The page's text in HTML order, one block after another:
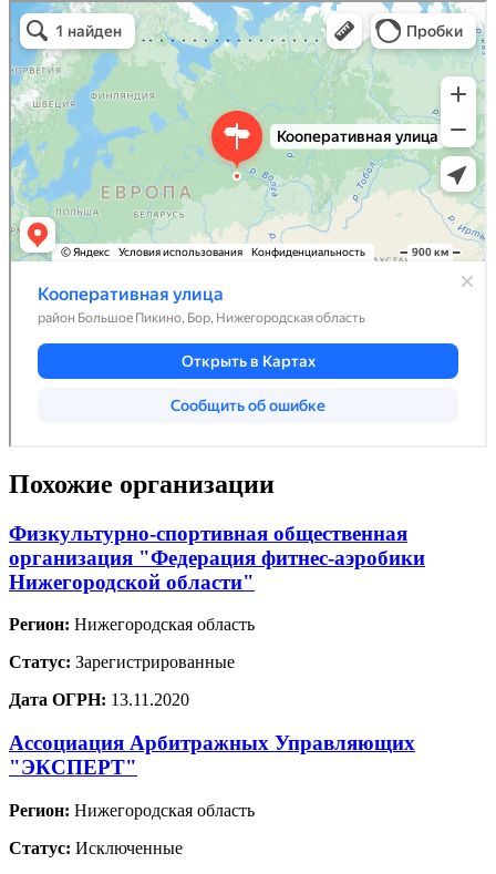
Похожие организации
Физкультурно-спортивная общественная
организация "Федерация фитнес-аэробики
Нижегородской области"
Регион: Нижегородская область
Статус: Зарегистрированные
Дата ОГРН: 13.11.2020
Ассоциация Арбитражных Управляющих
"ЭКСПЕРТ"
Регион: Нижегородская область
Статус: Исключенные